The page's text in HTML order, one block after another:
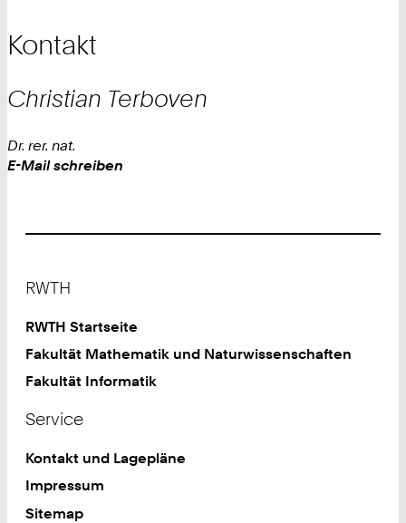
Kontakt
Christian Terboven
Dr. rer. nat.
Work
E-Mail schreiben
RWTH
RWTH Startseite
Fakultät Mathematik und Naturwissenschaften
Fakultät Informatik
Service
Kontakt und Lagepläne
Impressum
Sitemap